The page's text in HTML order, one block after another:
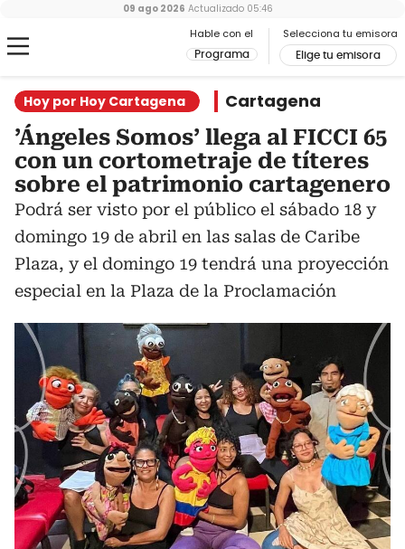
Hable con el
Programa
Selecciona tu emisora
Elige tu emisora
09 ago 2026 Actualizado 05:46
Hoy por Hoy Cartagena Cartagena
’Ángeles Somos’ llega al FICCI 65
con un cortometraje de títeres
sobre el patrimonio cartagenero
Podrá ser visto por el público el sábado 18 y
domingo 19 de abril en las salas de Caribe
Plaza, y el domingo 19 tendrá una proyección
especial en la Plaza de la Proclamación